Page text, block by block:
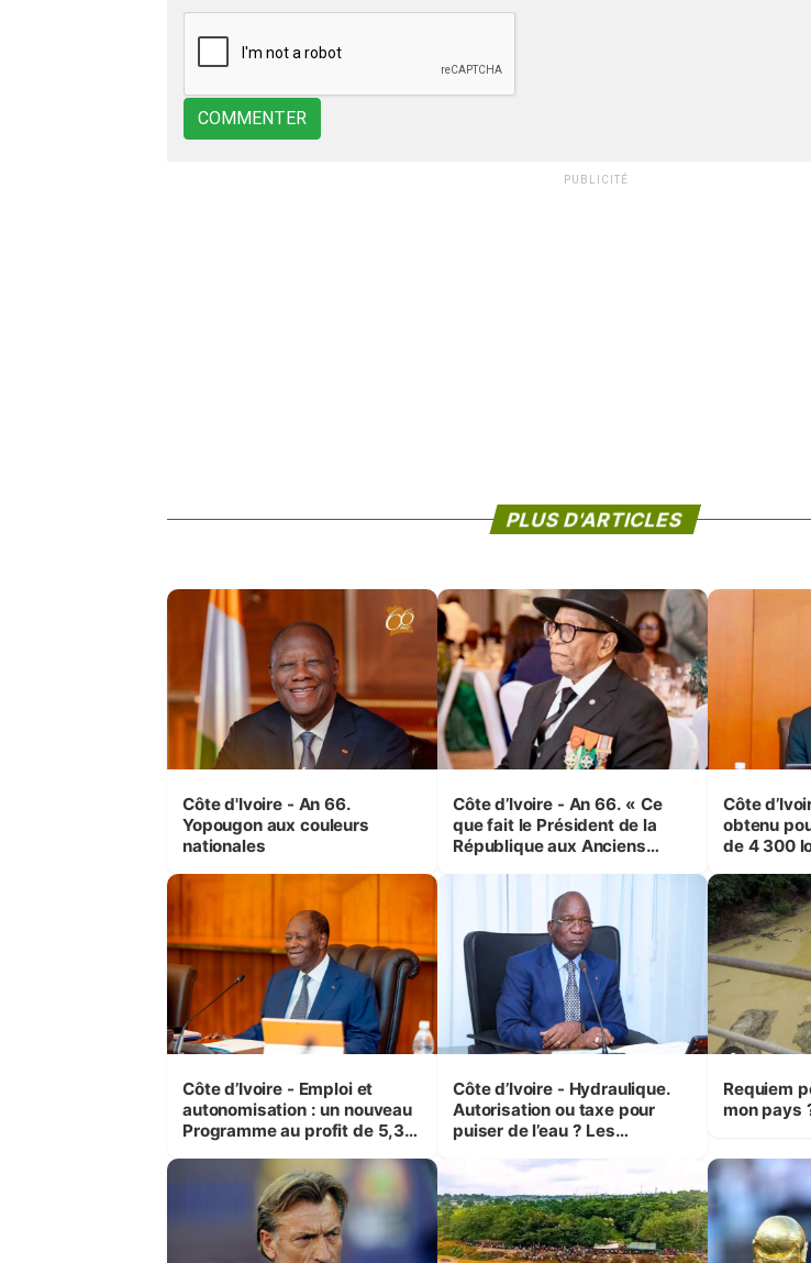
COMMENTER
PUBLICITÉ
PLUS D'ARTICLES
Côte d'Ivoire - An 66.
Yopougon aux couleurs
nationales
Côte d’Ivoire - An 66. « Ce
que fait le Président de la
République aux Anciens
(Cne Yassoungo Koné ®)
Côte
obtenu
de 4 300
Bouaké et
Côte d’Ivoire - Emploi et
autonomisation : un nouveau
Programme au profit de 5,3
Côte d’Ivoire - Hydraulique.
Autorisation ou taxe pour
puiser de l’eau ? Les
Requiem
mon pays